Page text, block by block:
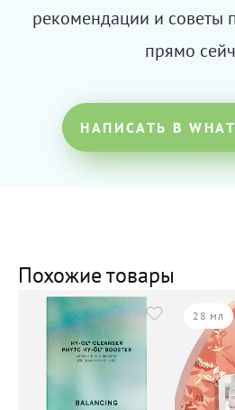
рекомендации и советы
прямо
НАПИСАТЬ В
Похожие товары
28 мл